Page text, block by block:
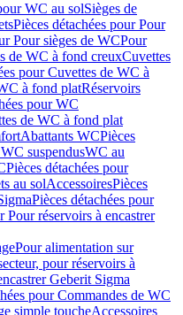
WC au solSièges de
Pièces détachées pour Pour
Pour sièges de WCPour
de WC à fond creuxCuvettes
pour Cuvettes de WC à
à fond platRéservoirs
pour WC
de WC à fond plat
Abattants WCPièces
suspendusWC au
Pièces détachées pour
au solAccessoiresPièces
Pièces détachées pour
Pour réservoirs à encastrer
Pour alimentation sur
pour réservoirs à
Geberit Sigma
pour Commandes de WC
simple toucheAccessoires